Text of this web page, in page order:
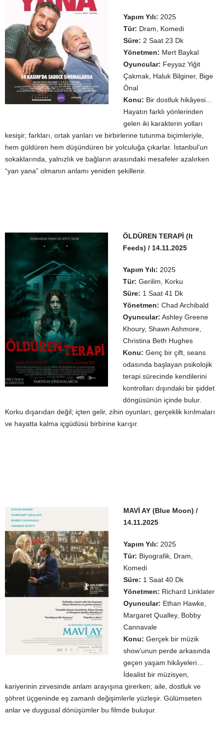
Yapım Yılı: 2025
Tür: Dram, Komedi
Süre: 2 Saat 23 Dk
Yönetmen: Mert Baykal
Oyuncular: Feyyaz Yiğit
Çakmak, Haluk Bilginer, Bige
Önal
Konu: Bir dostluk hikâyesi…
Hayatın farklı yönlerinden
gelen iki karakterin yolları
kesişir; farkları, ortak yanları ve birbirlerine tutunma biçimleriyle,
hem güldüren hem düşündüren bir yolculuğa çıkarlar. İstanbul’un
sokaklarında, yalnızlık ve bağların arasındaki mesafeler azalırken
“yan yana” olmanın anlamı yeniden şekillenir.
ÖLDÜREN TERAPİ (It
Feeds) / 14.11.2025
Yapım Yılı: 2025
Tür: Gerilim, Korku
Süre: 1 Saat 41 Dk
Yönetmen: Chad Archibald
Oyuncular: Ashley Greene
Khoury, Shawn Ashmore,
Christina Beth Hughes
Konu: Genç bir çift, seans
odasında başlayan psikolojik
terapi sürecinde kendilerini
kontrolları dışındaki bir şiddet
döngüsünün içinde bulur.
Korku dışarıdan değil; içten gelir, zihin oyunları, gerçeklik kırılmaları
ve hayatta kalma içgüdüsü birbirine karışır.
MAVİ AY (Blue Moon) /
14.11.2025
Yapım Yılı: 2025
Tür: Biyografik, Dram,
Komedi
Süre: 1 Saat 40 Dk
Yönetmen: Richard Linklater
Oyuncular: Ethan Hawke,
Margaret Qualley, Bobby
Cannavale
Konu: Gerçek bir müzik
show’unun perde arkasında
geçen yaşam hikâyeleri…
İdealist bir müzisyen,
kariyerinin zirvesinde anlam arayışına girerken; aile, dostluk ve
şöhret üçgeninde eş zamanlı değişimlerle yüzleşir. Gülümseten
anlar ve duygusal dönüşümler bu filmde buluşur.